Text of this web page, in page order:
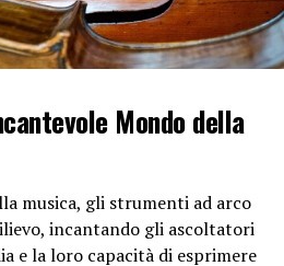
e solenni, che possono elevare
senso di divinità. L’organo,
sua potenza sonora,
associato al concetto di
della comunità di fede. Come
grado di combinare diverse
melodia, simboleggiando l’idea
in un’unica armonia sotto
Mondo della
musica, gli strumenti ad arco
incantando gli ascoltatori
e la loro capacità di esprimere